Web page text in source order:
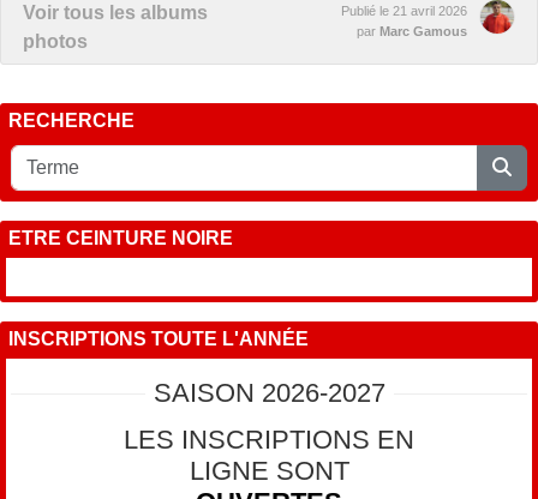
Voir tous les albums
photos
Publié le 21 avril 2026
par Marc Gamous
RECHERCHE
ETRE CEINTURE NOIRE
INSCRIPTIONS TOUTE L'ANNÉE
SAISON 2026-2027
LES INSCRIPTIONS EN
LIGNE SONT